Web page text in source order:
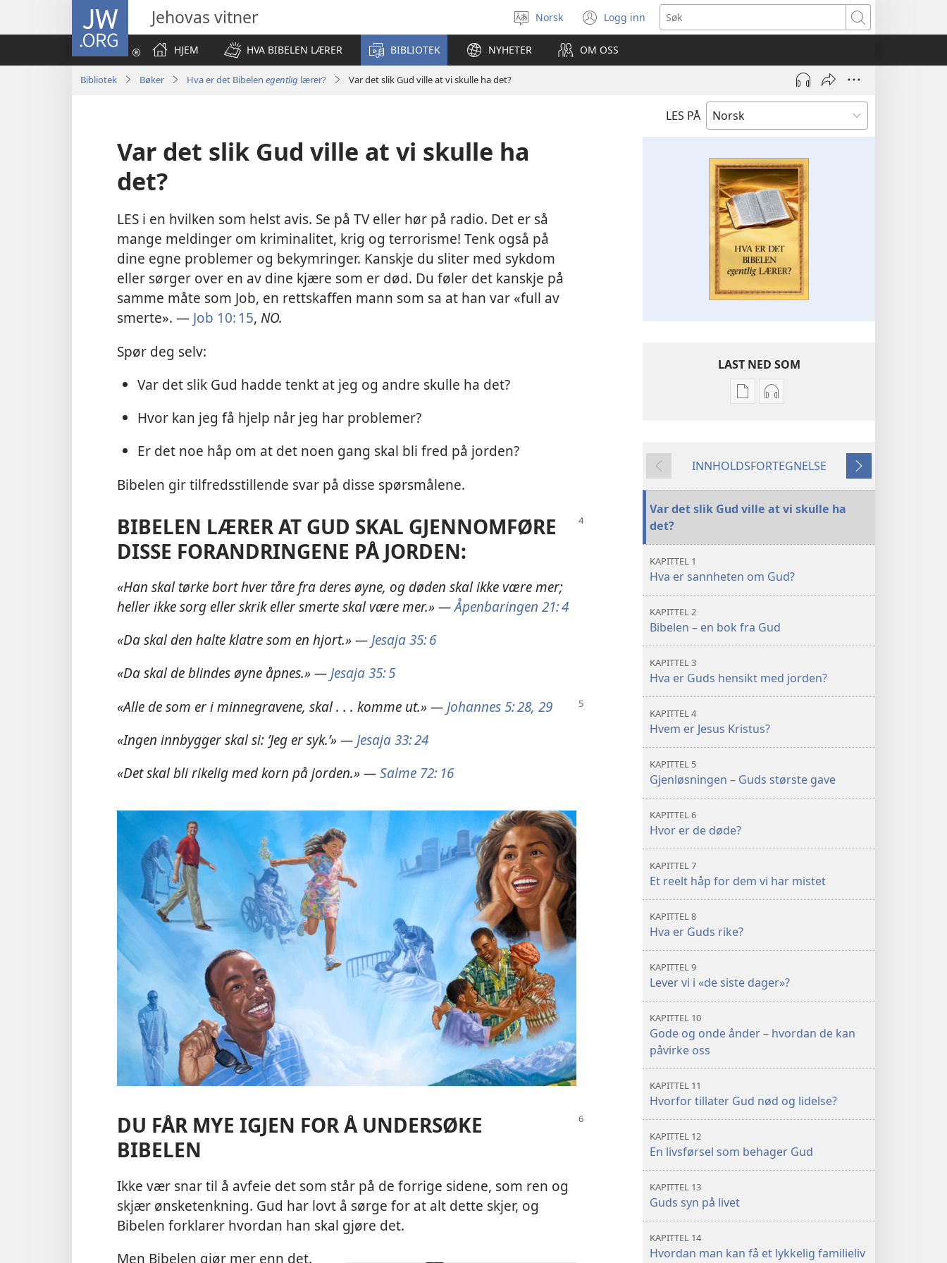
JW.ORG Jehovas vitner
Velg
språk
Norsk Logg inn
(åpner
nytt
vindu)
Søk
HJEM
HVA BIBELEN LÆRER BIBLIOTEK NYHETER OM OSS
Bibliotek Bøker Hva er det Bibelen egentlig lærer? Var det slik Gud ville at vi skulle ha det?
LES PÅ
Var det slik Gud ville at vi skulle ha
det?
LES i en hvilken som helst avis. Se på TV eller hør på radio. Det er så
mange meldinger om kriminalitet, krig og terrorisme! Tenk også på
dine egne problemer og bekymringer. Kanskje du sliter med sykdom
eller sørger over en av dine kjære som er død. Du føler det kanskje på
samme måte som Job, en rettskaffen mann som sa at han var «full av
smerte». — Job 10: 15, NO.
Spør deg selv:
Var det slik Gud hadde tenkt at jeg og andre skulle ha det?
Hvor kan jeg få hjelp når jeg har problemer?
Er det noe håp om at det noen gang skal bli fred på jorden?
Bibelen gir tilfredsstillende svar på disse spørsmålene.
BIBELEN LÆRER AT GUD SKAL GJENNOMFØRE
DISSE FORANDRINGENE PÅ JORDEN:
«Han skal tørke bort hver tåre fra deres øyne, og døden skal ikke være mer;
heller ikke sorg eller skrik eller smerte skal være mer.» —Åpenbaringen 21: 4
«Da skal den halte klatre som en hjort.» — Jesaja 35: 6
«Da skal de blindes øyne åpnes.» — Jesaja 35: 5
«Alle de som er i minnegravene, skal . . . komme ut.» — Johannes 5: 28, 29
«Ingen innbygger skal si: ’Jeg er syk.’» — Jesaja 33: 24
«Det skal bli rikelig med korn på jorden.» —Salme 72: 16
DU FÅR MYE IGJEN FOR Å UNDERSØKE
BIBELEN
Ikke vær snar til å avfeie det som står på de forrige sidene, som ren og
skjær ønsketenkning. Gud har lovt å sørge for at alt dette skjer, og
Bibelen forklarer hvordan han skal gjøre det.
Men Bibelen gjør mer enn det.
LAST NED SOM
Nedlastingsalternativer
er
Bibelen
egentlig
Nedlastingsalternativer
er
Bibelen
egentlig
Forrige
INNHOLDSFORTEGNELSE
Neste
Var det slik Gud ville at vi skulle ha
det?
KAPITTEL 1
Hva er sannheten om Gud?
KAPITTEL 2
Bibelen – en bok fra Gud
KAPITTEL 3
Hva er Guds hensikt med jorden?
KAPITTEL 4
Hvem er Jesus Kristus?
KAPITTEL 5
Gjenløsningen – Guds største gave
KAPITTEL 6
Hvor er de døde?
KAPITTEL 7
Et reelt håp for dem vi har mistet
KAPITTEL 8
Hva er Guds rike?
KAPITTEL 9
Lever vi i «de siste dager»?
KAPITTEL 10
Gode og onde ånder – hvordan de kan
påvirke oss
KAPITTEL 11
Hvorfor tillater Gud nød og lidelse?
KAPITTEL 12
En livsførsel som behager Gud
KAPITTEL 13
Guds syn på livet
KAPITTEL 14
Hvordan man kan få et lykkelig familieliv